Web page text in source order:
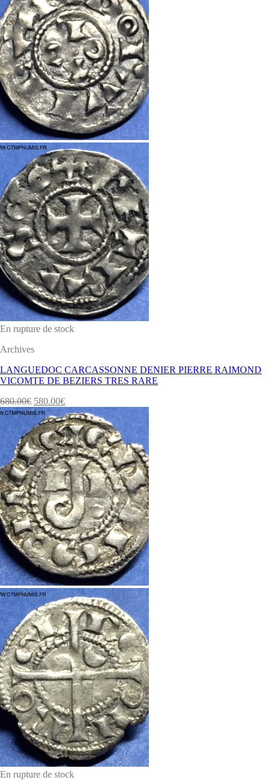
En rupture de stock
Archives
LANGUEDOC CARCASSONNE DENIER PIERRE RAIMOND
VICOMTE DE BEZIERS TRES RARE
680.00€ 580.00€
En rupture de stock